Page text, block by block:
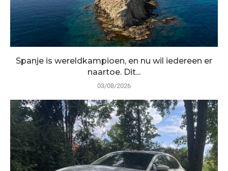
Spanje is wereldkampioen, en nu wil iedereen er
naartoe. Dit...
03/08/2026